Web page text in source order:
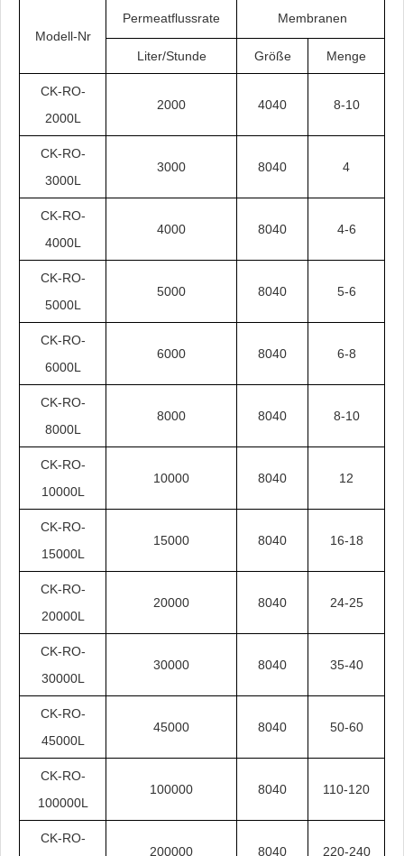
Modell-Nr
Permeatflussrate Membranen
Liter/Stunde Größe Menge
CK-RO-
2000L
2000 4040 8-10
CK-RO-
3000L
3000 8040 4
CK-RO-
4000L
4000 8040 4-6
CK-RO-
5000L
5000 8040 5-6
CK-RO-
6000L
6000 8040 6-8
CK-RO-
8000L
8000 8040 8-10
CK-RO-
10000L
10000 8040 12
CK-RO-
15000L
15000 8040 16-18
CK-RO-
20000L
20000 8040 24-25
CK-RO-
30000L
30000 8040 35-40
CK-RO-
45000L
45000 8040 50-60
CK-RO-
100000L
100000 8040 110-120
CK-RO-
200000
8040 220-240